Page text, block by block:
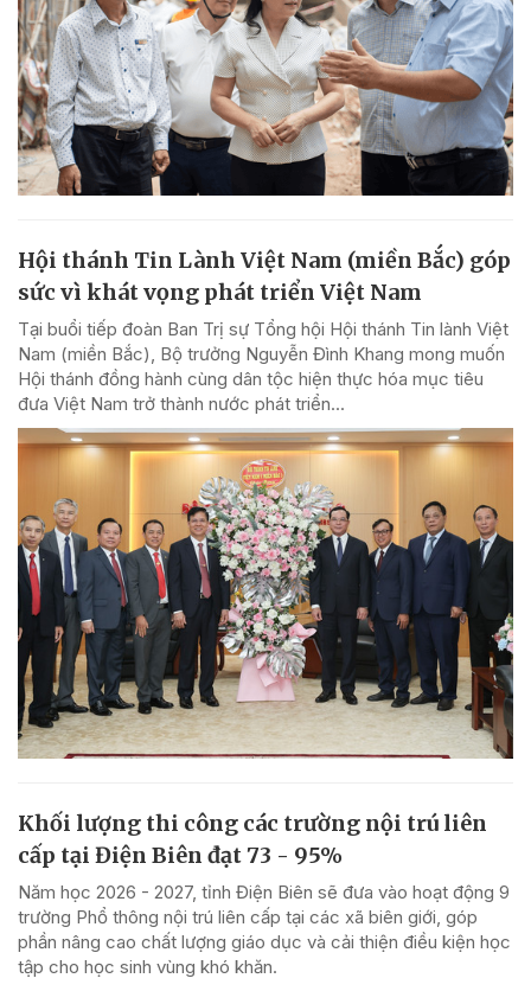
Hội thánh Tin Lành Việt Nam (miền Bắc) góp
sức vì khát vọng phát triển Việt Nam
Tại buổi tiếp đoàn Ban Trị sự Tổng hội Hội thánh Tin lành Việt
Nam (miền Bắc), Bộ trưởng Nguyễn Đình Khang mong muốn
Hội thánh đồng hành cùng dân tộc hiện thực hóa mục tiêu
đưa Việt Nam trở thành nước phát triển...
Khối lượng thi công các trường nội trú liên
cấp tại Điện Biên đạt 73 - 95%
Năm học 2026 - 2027, tỉnh Điện Biên sẽ đưa vào hoạt động 9
trường Phổ thông nội trú liên cấp tại các xã biên giới, góp
phần nâng cao chất lượng giáo dục và cải thiện điều kiện học
tập cho học sinh vùng khó khăn.